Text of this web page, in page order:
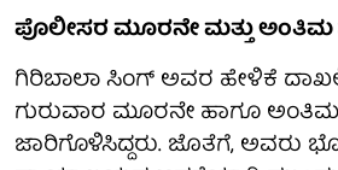
ಪೊಲೀಸರ ಮೂರನೇ ಮತ್ತು
ಗಿರಿಬಾಲಾ ಸಿಂಗ್ ಅವರ ಹೇಳಿಕೆ
ಗುರುವಾರ ಮೂರನೇ ಹಾಗೂ
ಜಾರಿಗೊಳಿಸಿದ್ದರು. ಜೊತೆಗೆ, ಅವರು